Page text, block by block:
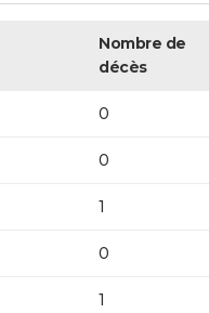
Nombre de
décès
0
0
1
0
1